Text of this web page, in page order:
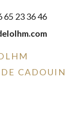
65 23 36 46
CADOUIN